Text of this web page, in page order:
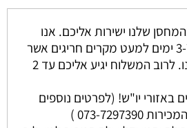
שלנו ישירות אליכם. אנו
מתחייבים להגיע בין 3-7 ימים למעט מקרים חריגים אשר
אינם ניתנים לשליטתנו. לרוב המשלוח יגיע אליכם עד 2
באזורי יו"ש! (לפרטים נוספים
7297390 )